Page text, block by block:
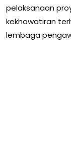
pelaksanaan
kekhawatiran
lembaga